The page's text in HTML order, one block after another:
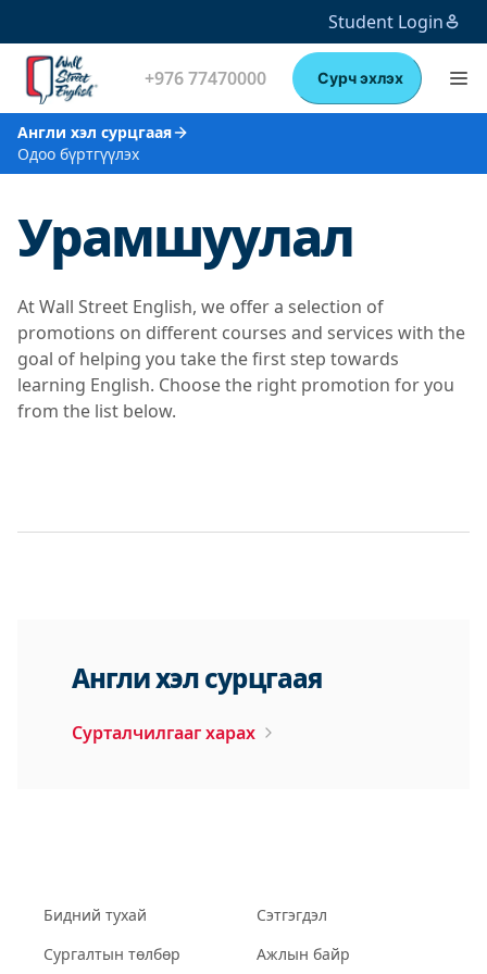
Student Login
+976 77470000 Сурч эхлэх
Англи хэл сурцгаая
Одоо бүртгүүлэх
Урамшуулал
At Wall Street English, we offer a selection of
promotions on different courses and services with the
goal of helping you take the first step towards
learning English. Choose the right promotion for you
from the list below.
Англи хэл сурцгаая
Сурталчилгааг харах
Бидний тухай
Сургалтын төлбөр
Сэтгэгдэл
Ажлын байр